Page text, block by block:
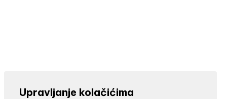
Upravljanje kolačićima